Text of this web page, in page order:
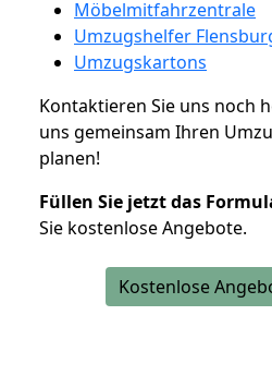
Möbelmitfahrzentrale
Umzugshelfer
Umzugskartons
Kontaktieren Sie uns noch
uns gemeinsam Ihren
planen!
Füllen Sie jetzt das
Sie kostenlose Angebote.
Kostenlose